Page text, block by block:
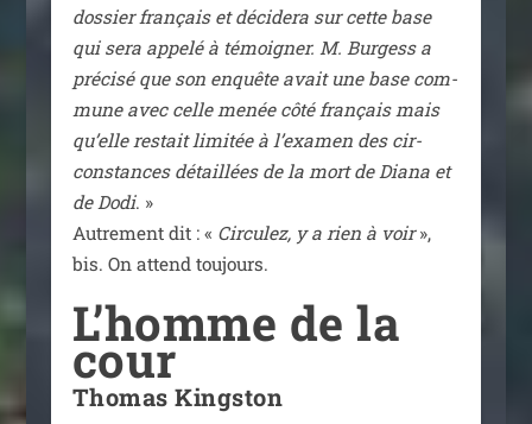
dos­sier fran­çais et déci­de­ra sur cette base
qui sera appe­lé à témoi­gner. M. Burgess a
pré­ci­sé que son enquête avait une base com­
mune avec celle menée côté fran­çais mais
qu’elle res­tait limi­tée à l’exa­men des cir­
cons­tances détaillées de la mort de Diana et
de Dodi. »
Autrement dit : « Circulez, y a rien à voir»,
bis. On attend toujours.
L’homme de la
cour
Thomas Kingston